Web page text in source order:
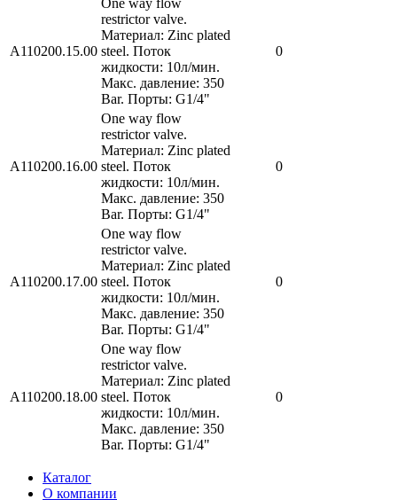
A110200.15.00
One way flow
restrictor valve.
Материал: Zinc plated
steel. Поток
жидкости: 10л/мин.
Макс. давление: 350
Bar. Порты: G1/4"
0
A110200.16.00
One way flow
restrictor valve.
Материал: Zinc plated
steel. Поток
жидкости: 10л/мин.
Макс. давление: 350
Bar. Порты: G1/4"
0
A110200.17.00
One way flow
restrictor valve.
Материал: Zinc plated
steel. Поток
жидкости: 10л/мин.
Макс. давление: 350
Bar. Порты: G1/4"
0
A110200.18.00
One way flow
restrictor valve.
Материал: Zinc plated
steel. Поток
жидкости: 10л/мин.
Макс. давление: 350
Bar. Порты: G1/4"
0
Каталог
О компании